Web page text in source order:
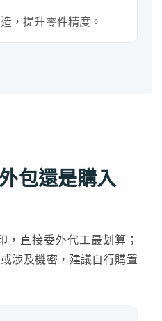
，提升零件精度。
包還是購入
，直接委外代工最划算；
涉及機密，建議自行購置